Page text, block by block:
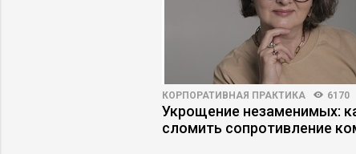
КОРПОРАТИВНАЯ ПРАКТИКА 6170
Укрощение незаменимых:
сломить сопротивление